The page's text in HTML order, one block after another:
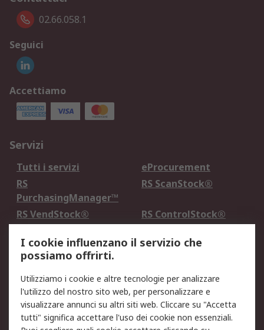
02.66.058.1
Seguici
Accettiamo
Servizi
Tutti i servizi
eProcurement
RS
PurchasingManager™
RS ScanStock®
RS VendStock®
RS ControlStock®
Legale
Informativa Cookie
Informativa Privacy -
Aggiornata
Email Security
Termini d'uso
I cookie influenzano il servizio che
possiamo offrirti.
Utilizziamo i cookie e altre tecnologie per analizzare
l'utilizzo del nostro sito web, per personalizzare e
visualizzare annunci su altri siti web. Cliccare su "Accetta
tutti" significa accettare l'uso dei cookie non essenziali.